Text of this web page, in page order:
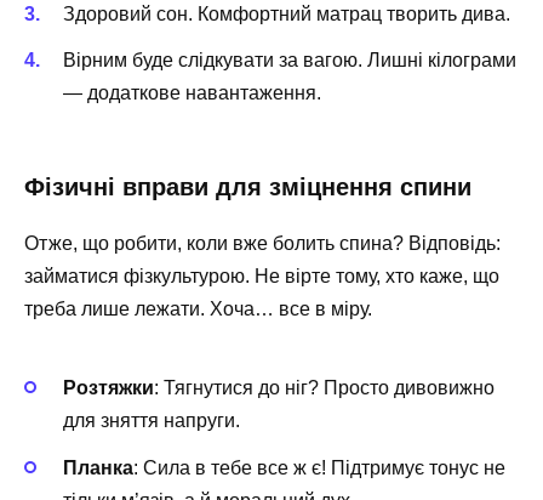
Здоровий сон. Комфортний матрац творить дива.
Вірним буде слідкувати за вагою. Лишні кілограми
— додаткове навантаження.
Фізичні вправи для зміцнення спини
Отже, що робити, коли вже болить спина? Відповідь:
займатися фізкультурою. Не вірте тому, хто каже, що
треба лише лежати. Хоча… все в міру.
Розтяжки: Тягнутися до ніг? Просто дивовижно
для зняття напруги.
Планка: Сила в тебе все ж є! Підтримує тонус не